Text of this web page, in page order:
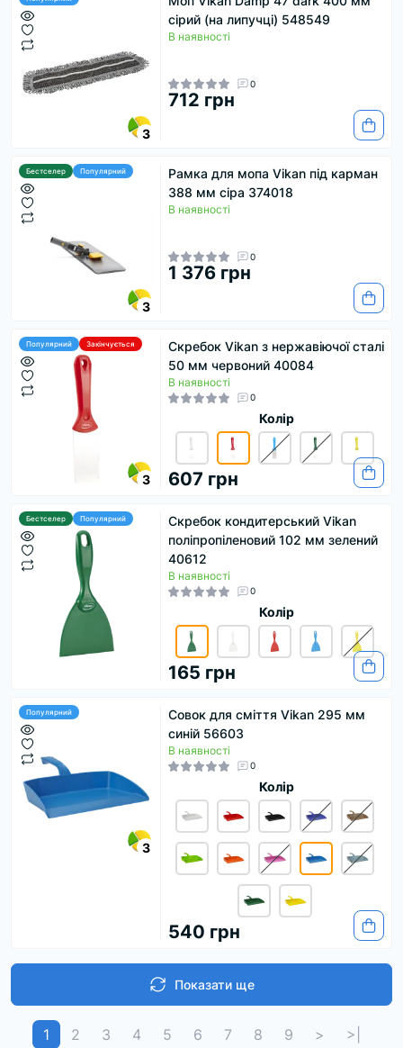
3
сірий (на липучці) 548549
В наявності
0
712 грн
Бестселер Популярний
3
Рамка для мопа Vikan під карман
388 мм сіра 374018
В наявності
0
1 376 грн
Популярний Закінчується
3
Скребок Vikan з нержавіючої сталі
50 мм червоний 40084
В наявності
0
Колір
607 грн
Бестселер Популярний
Скребок кондитерський Vikan
поліпропіленовий 102 мм зелений
40612
В наявності
0
Колір
165 грн
Популярний
3
Совок для сміття Vikan 295 мм
синій 56603
В наявності
0
Колір
540 грн
Показати ще
1 2 3 4 5 6 7 8 9 > >|